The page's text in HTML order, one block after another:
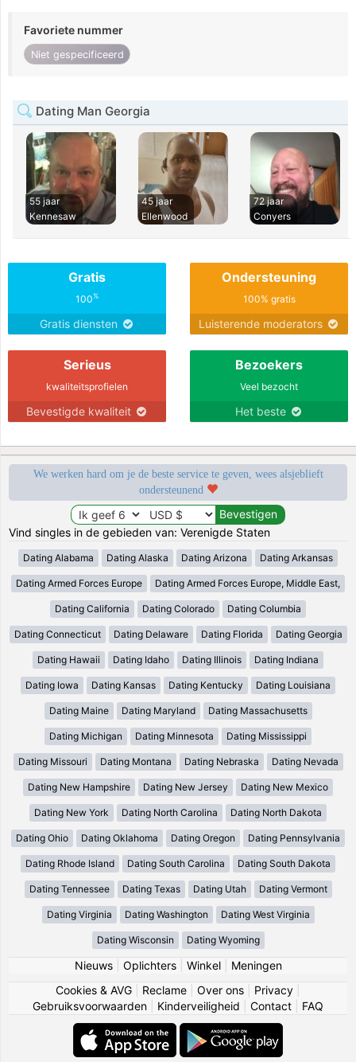
Favoriete nummer
Niet gespecificeerd
Dating Man Georgia
55 jaar
Kennesaw
45 jaar
Ellenwood
72 jaar
Conyers
Gratis
100%
Gratis diensten
Ondersteuning
100% gratis
Luisterende moderators
Serieus
kwaliteitsprofielen
Bevestigde kwaliteit
Bezoekers
Veel bezocht
Het beste
We werken hard om je de beste service te geven, wees alsjeblieft
ondersteunend
Vind singles in de gebieden van: Verenigde Staten
Dating Alabama Dating Alaska Dating Arizona Dating Arkansas
Dating Armed Forces Europe Dating Armed Forces Europe, Middle East,
Dating California Dating Colorado Dating Columbia
Dating Connecticut Dating Delaware Dating Florida Dating Georgia
Dating Hawaii Dating Idaho Dating Illinois Dating Indiana
Dating Iowa Dating Kansas Dating Kentucky Dating Louisiana
Dating Maine Dating Maryland Dating Massachusetts
Dating Michigan Dating Minnesota Dating Mississippi
Dating Missouri Dating Montana Dating Nebraska Dating Nevada
Dating New Hampshire Dating New Jersey Dating New Mexico
Dating New York Dating North Carolina Dating North Dakota
Dating Ohio Dating Oklahoma Dating Oregon Dating Pennsylvania
Dating Rhode Island Dating South Carolina Dating South Dakota
Dating Tennessee Dating Texas Dating Utah Dating Vermont
Dating Virginia Dating Washington Dating West Virginia
Dating Wisconsin Dating Wyoming
Nieuws| Oplichters| Winkel| Meningen
Cookies & AVG
Reclame Over ons Privacy
Gebruiksvoorwaarden
Kinderveiligheid Contact FAQ